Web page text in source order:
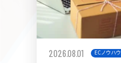
2026.08.01 ECノウハウ